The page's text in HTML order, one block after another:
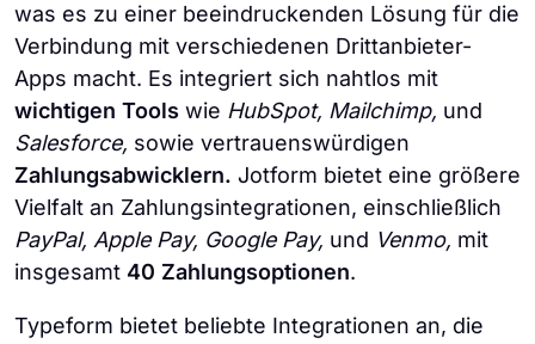
was es zu einer beeindruckenden Lösung für die
Verbindung mit verschiedenen Drittanbieter-
Apps macht. Es integriert sich nahtlos mit
wichtigen Tools wie HubSpot, Mailchimp, und
Salesforce, sowie vertrauenswürdigen
Zahlungsabwicklern. Jotform bietet eine größere
Vielfalt an Zahlungsintegrationen, einschließlich
PayPal, Apple Pay, Google Pay, und Venmo, mit
insgesamt 40 Zahlungsoptionen.
Typeform bietet beliebte Integrationen an, die